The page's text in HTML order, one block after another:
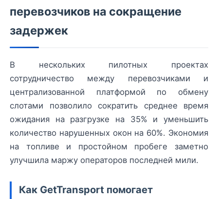
перевозчиков на сокращение
задержек
В нескольких пилотных проектах
сотрудничество между перевозчиками и
централизованной платформой по обмену
слотами позволило сократить среднее время
ожидания на разгрузке на 35% и уменьшить
количество нарушенных окон на 60%. Экономия
на топливе и простойном пробеге заметно
улучшила маржу операторов последней мили.
Как GetTransport помогает